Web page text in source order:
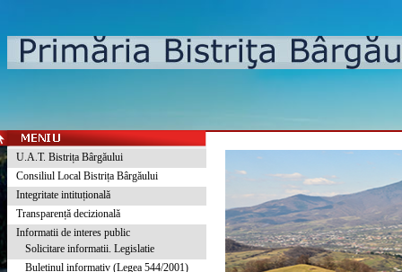
U.A.T. Bistrița Bârgăului
Consiliul Local Bistrița Bârgăului
Integritate intituțională
Transparență decizională
Informatii de interes public
Solicitare informatii. Legislatie
Buletinul informativ (Legea 544/2001)